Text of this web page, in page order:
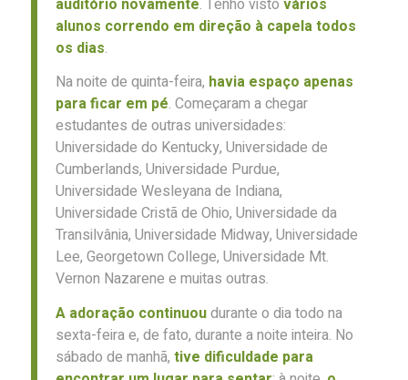
auditório novamente. Tenho visto vários
alunos correndo em direção à capela todos
os dias.
Na noite de quinta-feira, havia espaço apenas
para ficar em pé. Começaram a chegar
estudantes de outras universidades:
Universidade do Kentucky, Universidade de
Cumberlands, Universidade Purdue,
Universidade Wesleyana de Indiana,
Universidade Cristã de Ohio, Universidade da
Transilvânia, Universidade Midway, Universidade
Lee, Georgetown College, Universidade Mt.
Vernon Nazarene e muitas outras.
A adoração continuoudurante o dia todo na
sexta-feira e, de fato, durante a noite inteira. No
sábado de manhã, tive dificuldade para